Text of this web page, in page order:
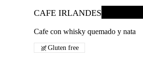
CAFE IRLANDES
Cafe con whisky quemado y nata
Gluten free